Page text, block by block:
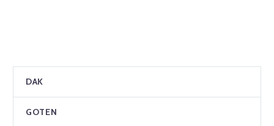
DAK
GOTEN